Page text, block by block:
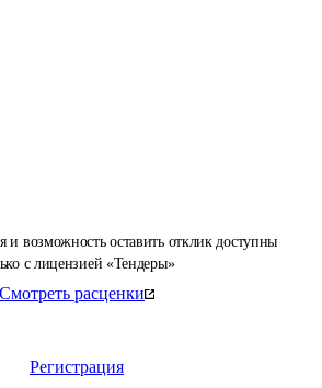
возможность оставить отклик доступны
с лицензией «Тендеры»
Смотреть расценки
Регистрация